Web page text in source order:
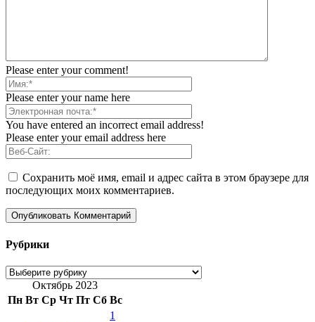
Please enter your comment!
Please enter your name here
You have entered an incorrect email address!
Please enter your email address here
Сохранить моё имя, email и адрес сайта в этом браузере для
последующих моих комментариев.
Рубрики
Рубрики
Октябрь 2023
Пн Вт Ср Чт Пт Сб Вс
1